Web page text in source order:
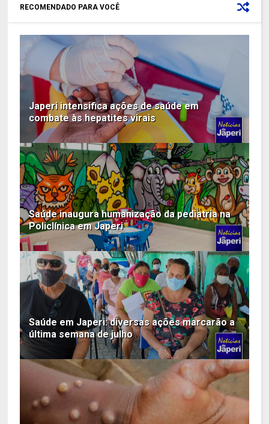
RECOMENDADO PARA VOCÊ
Japeri intensifica ações de saúde em
combate às hepatites virais
Saúde inaugura humanização da pediatria na
Policlínica em Japeri
Saúde em Japeri: diversas ações marcarão a
última semana de julho